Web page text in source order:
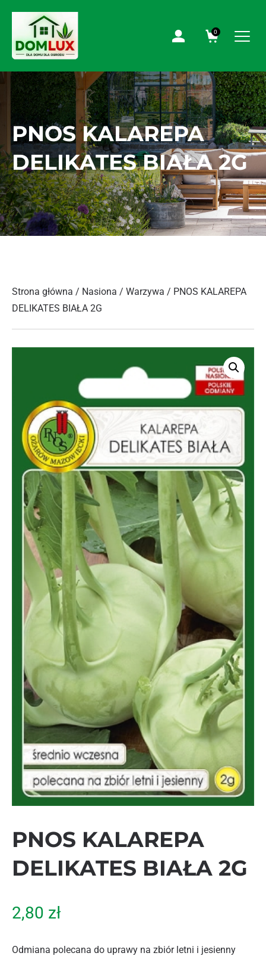
0
PNOS KALAREPA
DELIKATES BIAŁA 2G
Strona główna / Nasiona / Warzywa / PNOS KALAREPA
DELIKATES BIAŁA 2G
PNOS KALAREPA
DELIKATES BIAŁA 2G
2,80 zł
Odmiana polecana do uprawy na zbiór letni i jesienny